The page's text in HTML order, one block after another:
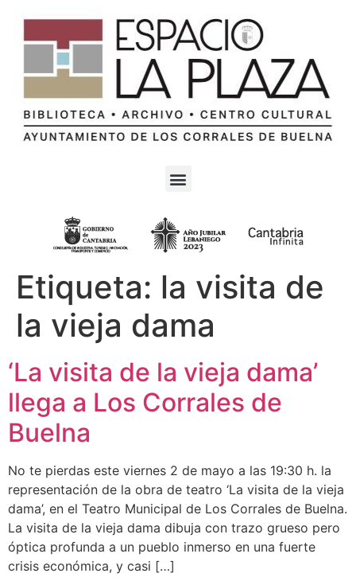
Etiqueta: la visita de
la vieja dama
‘La visita de la vieja dama’
llega a Los Corrales de
Buelna
No te pierdas este viernes 2 de mayo a las 19:30 h. la
representación de la obra de teatro ‘La visita de la vieja
dama’, en el Teatro Municipal de Los Corrales de Buelna.
La visita de la vieja dama dibuja con trazo grueso pero
óptica profunda a un pueblo inmerso en una fuerte
crisis económica, y casi […]